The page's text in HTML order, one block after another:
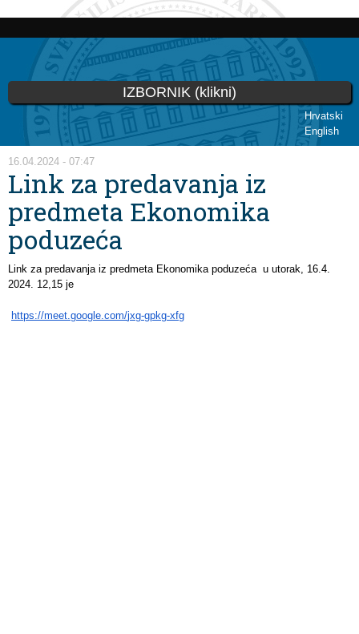
Skip to
content
Hrvatski
English
IZBORNIK (klikni)
You are here
16.04.2024 - 07:47
Link za predavanja iz
predmeta Ekonomika
poduzeća
Link za predavanja iz predmeta Ekonomika poduzeća u utorak, 16.4.
2024. 12,15 je
https://meet.google.com/jxg-gpkg-xfg